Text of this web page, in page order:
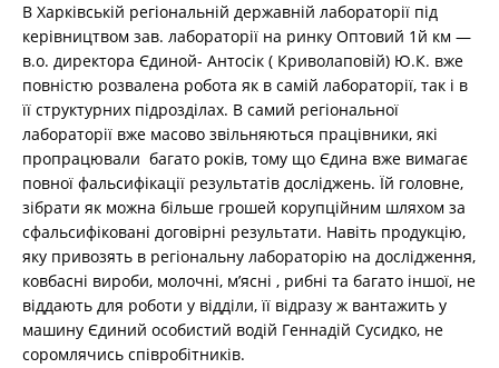
В Харківській регіональній державній лабораторії під
керівництвом зав. лабораторії на ринку Оптовий 1й км —
в.о. директора Єдиной- Антосік ( Криволаповій) Ю.К. вже
повністю розвалена робота як в самій лабораторії, так і в
її структурних підрозділах. В самий регіональної
лабораторії вже масово звільняються працівники, які
пропрацювали багато років, тому що Єдина вже вимагає
повної фальсифікації результатів досліджень. Їй головне,
зібрати як можна більше грошей корупційним шляхом за
сфальсифіковані договірні результати. Навіть продукцію,
яку привозять в регіональну лабораторію на дослідження,
ковбасні вироби, молочні, мʼясні , рибні та багато іншої, не
віддають для роботи у відділи, її відразу ж вантажить у
машину Єдиний особистий водій Геннадій Сусидко, не
соромлячись співробітників.